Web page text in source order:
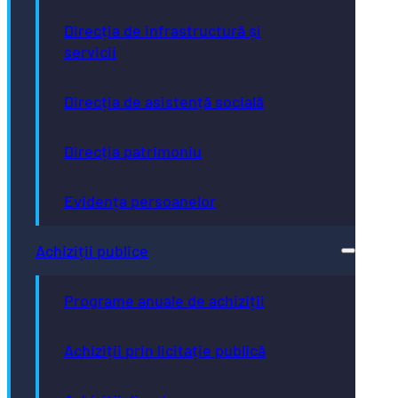
Direcția de infrastructură și
servicii
Direcția de asistență socială
Direcția patrimoniu
Evidența persoanelor
Achiziții publice
Programe anuale de achiziții
Achiziții prin licitație publică